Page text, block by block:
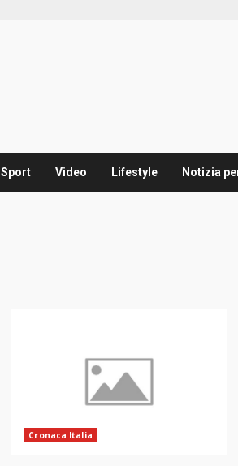
Sport Video Lifestyle Notizia
Cronaca Italia